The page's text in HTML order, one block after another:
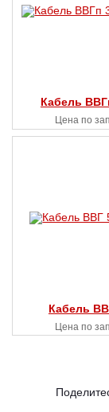
Кабель
Цена по
Кабель
Цена по